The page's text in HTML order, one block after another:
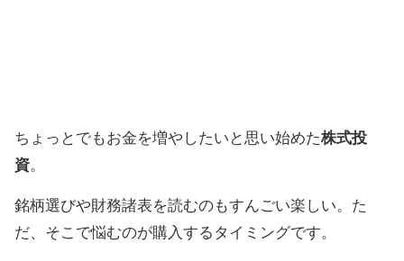
ちょっとでもお金を増やしたいと思い始めた株式投
資。
銘柄選びや財務諸表を読むのもすんごい楽しい。た
だ、そこで悩むのが購入するタイミングです。